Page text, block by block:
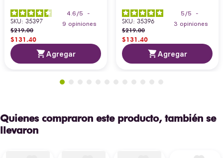
4.6 /5
-
9 opiniones
SKU: 35397
$219.00
$131.40
Agregar
5 /5
-
3 opiniones
SKU: 35396
$219.00
$131.40
Agregar
Quienes compraron este producto, también se
llevaron